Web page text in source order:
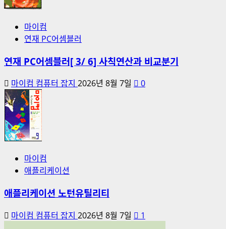
마이컴
연재 PC어셈블러
연재 PC어셈블러[ 3/ 6] 사칙연산과 비교분기
마이컴 컴퓨터 잡지 2026년 8월 7일 0
마이컴
애플리케이션
애플리케이션 노턴유틸리티
마이컴 컴퓨터 잡지 2026년 8월 7일 1